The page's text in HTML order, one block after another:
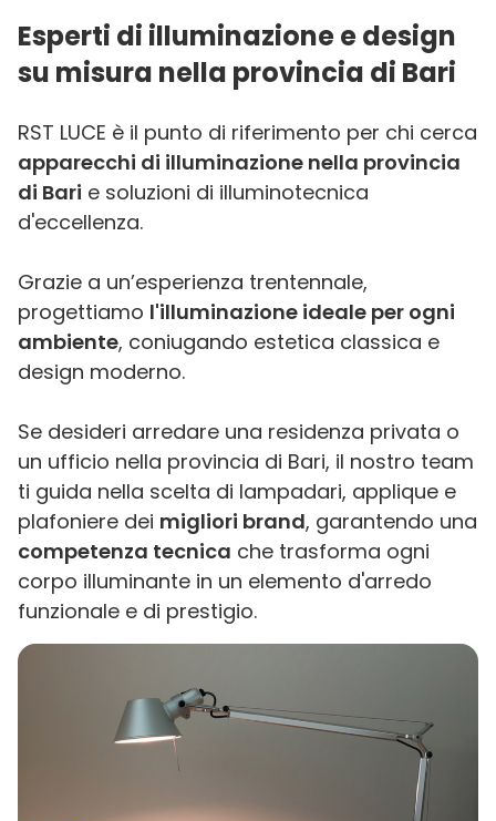
Esperti di illuminazione e design
su misura nella provincia di Bari
RST LUCE è il punto di riferimento per chi cerca
apparecchi di illuminazione nella provincia
di Bari e soluzioni di illuminotecnica
d'eccellenza.
Grazie a un’esperienza trentennale,
progettiamo l'illuminazione ideale per ogni
ambiente, coniugando estetica classica e
design moderno.
Se desideri arredare una residenza privata o
un ufficio nella provincia di Bari, il nostro team
ti guida nella scelta di lampadari, applique e
plafoniere dei migliori brand, garantendo una
competenza tecnica che trasforma ogni
corpo illuminante in un elemento d'arredo
funzionale e di prestigio.